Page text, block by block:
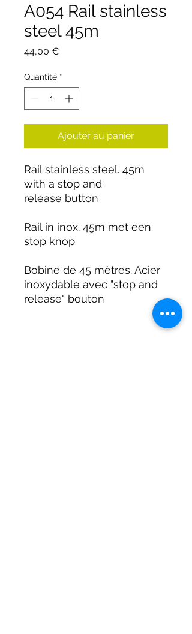
A054 Rail stainless
steel 45m
44,00 €
Quantité *
Ajouter au panier
Rail stainless steel. 45m
with a stop and
release button
Rail in inox. 45m met een
stop knop
Bobine de 45 mètres. Acier
inoxydable avec "stop and
release" bouton